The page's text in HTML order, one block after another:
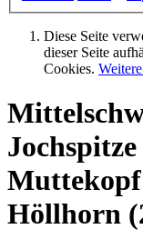
Diese Seite
dieser Seite
Cookies.
Muttekopf
Höllhorn